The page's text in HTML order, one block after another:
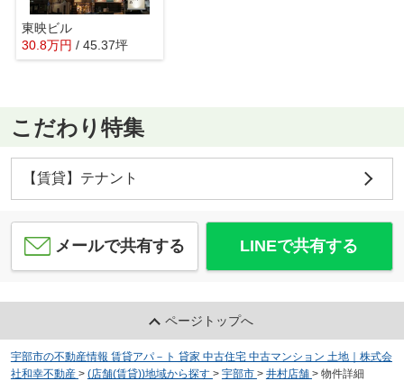
東映ビル
30.8万円 / 45.37坪
こだわり特集
【賃貸】テナント
メールで共有する LINEで共有する
ページトップへ
宇部市の不動産情報 賃貸アパ－ト 貸家 中古住宅 中古マンション 土地｜株式会
社和幸不動産 > (店舗(賃貸))地域から探す > 宇部市 > 井村店舗 > 物件詳細